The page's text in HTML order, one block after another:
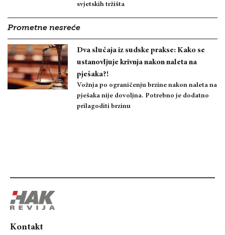
svjetskih tržišta
Prometne nesreće
Dva slučaja iz sudske prakse: Kako se
ustanovljuje krivnja nakon naleta na
pješaka?!
Vožnja po ograničenju brzine nakon naleta na
pješaka nije dovoljna. Potrebno je dodatno
prilagoditi brzinu
Kontakt